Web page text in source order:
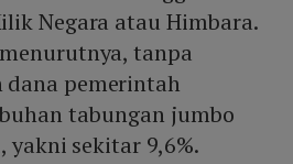
Negara atau Himbara.
tanpa
pemerintah
tabungan jumbo
sekitar 9,6%.